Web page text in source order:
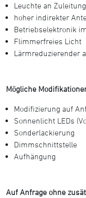
Leuchte an
hoher indirekter
Betriebselektronik
Flimmerfreies Licht
Lärmreduzierender
Mögliche
Modifizierung auf
Sonnenlicht LEDs
Sonderlackierung
Dimmschnittstelle
Aufhängung
Auf Anfrage ohne